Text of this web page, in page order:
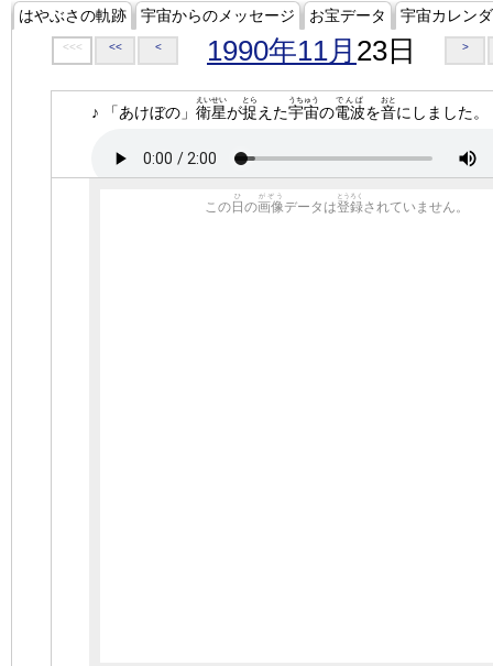
はやぶさの軌跡 宇宙からのメッセージ お宝データ 宇宙カレン
<<< << < 1990年11月 23日 >
♪ 「あけぼの」 衛星
えいせい
が捉
とら
えた宇宙
うちゅう
の電波
でんぱ
を音
おと
にしました。
この 日
ひ
の画像
がぞう
データは登録
とうろく
されていません。